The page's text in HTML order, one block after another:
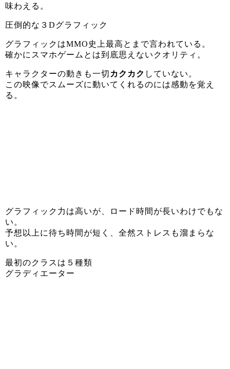
味わえる。
圧倒的な３Dグラフィック
グラフィックはMMO史上最高とまで言われている。
確かにスマホゲームとは到底思えないクオリティ。
キャラクターの動きも一切 カクカク していない。
この映像でスムーズに動いてくれるのには感動を覚え
る。
グラフィック力は高いが、ロード時間が長いわけでもな
い。
予想以上に待ち時間が短く、全然ストレスも溜まらな
い。
最初のクラスは５種類
グラディエーター